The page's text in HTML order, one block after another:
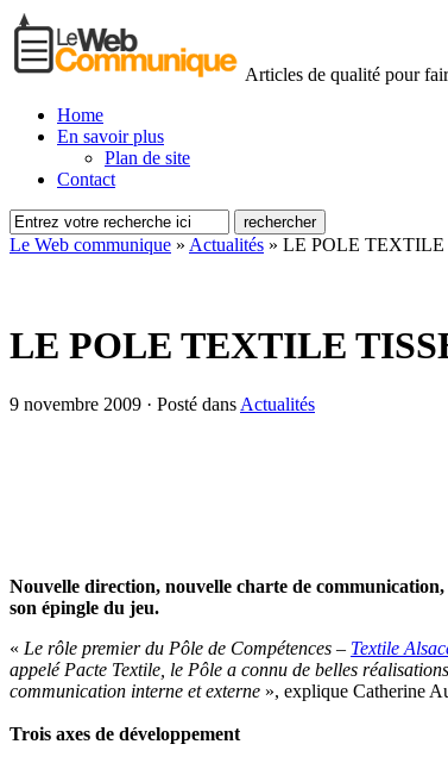
Articles de qualité pour
Home
En savoir plus
Plan de site
Contact
Le Web communique » Actualités » LE POLE
LE POLE TEXTILE
9 novembre 2009 · Posté dans Actualités
Nouvelle direction, nouvelle charte de
son épingle du jeu.
« Le rôle premier du Pôle de Compétences – Textile
appelé Pacte Textile, le Pôle a connu de belles
communication interne et externe », explique Catherine
Trois axes de développement